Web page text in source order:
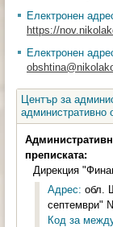
Електронен
https://
Електронен
Център за
административно
преписката:
Дирекция
Адрес: обл.
септември"
Код за